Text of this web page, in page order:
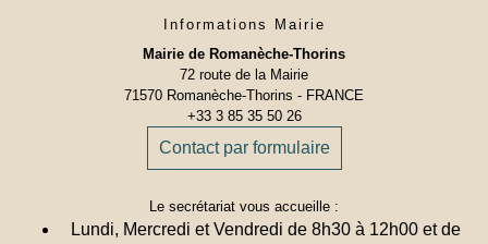
Informations Mairie
Mairie de Romanèche-Thorins
72 route de la Mairie
71570 Romanèche-Thorins - FRANCE
+33 3 85 35 50 26
Contact par formulaire
Le secrétariat vous accueille :
Lundi, Mercredi et Vendredi de 8h30 à 12h00 et de